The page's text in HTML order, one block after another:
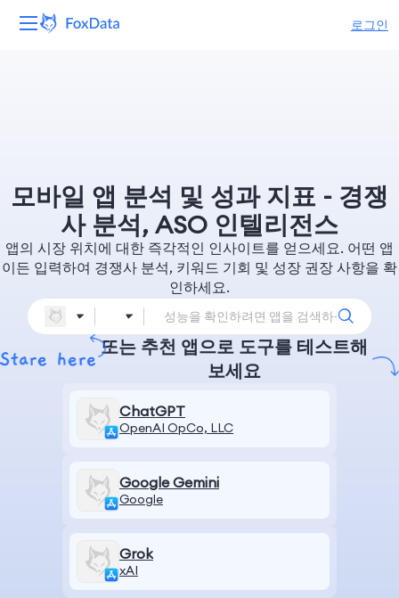
로그인
가격
회사
모바일 앱 분석 및 성과 지표 - 경쟁
사 분석, ASO 인텔리전스
앱의 시장 위치에 대한 즉각적인 인사이트를 얻으세요. 어떤 앱
이든 입력하여 경쟁사 분석, 키워드 기회 및 성장 권장 사항을 확
인하세요.
또는 추천 앱으로 도구를 테스트해
보세요
ChatGPT
OpenAI OpCo, LLC
Google Gemini
Google
Grok
xAI